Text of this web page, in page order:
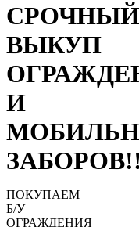
СРОЧНЫЙ
ВЫКУП
И
ПОКУПАЕМ
Б/У
ОГРАЖДЕНИЯ